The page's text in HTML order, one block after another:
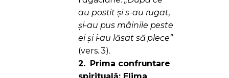
au postit și s-au rugat,
și-au pus mâinile peste
ei și i-au lăsat să plece”
(vers. 3).
2. Prima confruntare
spirituală: Elima